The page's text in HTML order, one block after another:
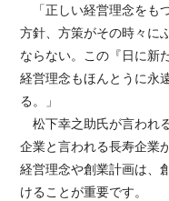
「正しい経営理念をも
方針、方策がその時々に
ならない。この『日に新
経営理念もほんとうに永
る。」
松下幸之助氏が言われる
企業と言われる長寿企業
経営理念や創業計画は、
けることが重要です。